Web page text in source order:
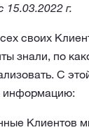
15.03.2022 г.
своих
знали, по
С
Клиентов